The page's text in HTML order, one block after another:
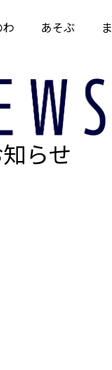
あそぶ
らせ